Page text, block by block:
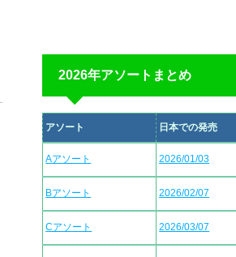
2026年アソートまとめ
アソート 日本での発売
Aアソート 2026/01/03
Bアソート 2026/02/07
Cアソート 2026/03/07